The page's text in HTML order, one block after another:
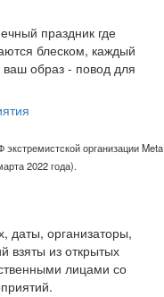
праздник где
блеском, каждый
образ - повод для
организации Meta
2022 года).
организаторы,
взяты из открытых
лицами со